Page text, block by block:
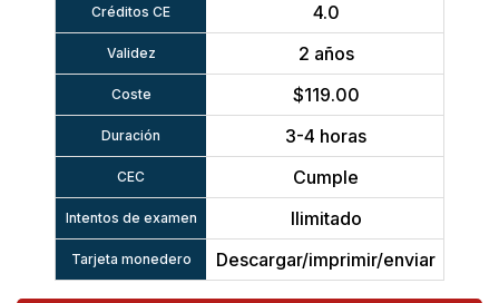
Créditos CE 4.0
Validez 2 años
Coste $119.00
Duración 3-4 horas
CEC Cumple
Intentos de examen Ilimitado
Tarjeta monedero Descargar/imprimir/enviar